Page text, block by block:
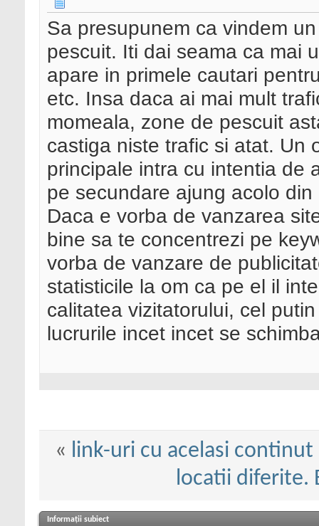
Sa presupunem ca vindem
pescuit. Iti dai seama ca mai
apare in primele cautari
etc. Insa daca ai mai mult
momeala, zone de pescuit
castiga niste trafic si atat. Un
principale intra cu intentia de
pe secundare ajung acolo
Daca e vorba de vanzarea
bine sa te concentrezi pe
vorba de vanzare de
statisticile la om ca pe el il
calitatea vizitatorului, cel
lucrurile incet incet se
« link-uri cu acelasi continut
locatii diferite.
Informații subiect